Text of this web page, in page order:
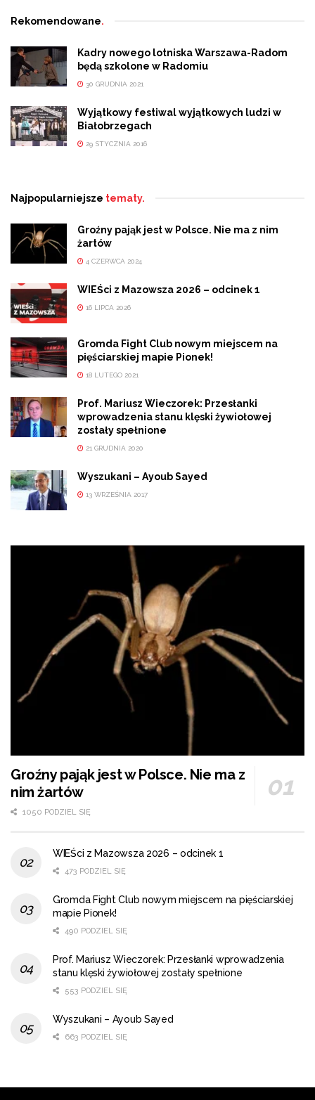
Rekomendowane.
Kadry nowego lotniska Warszawa-Radom
będą szkolone w Radomiu
30 GRUDNIA 2021
Wyjątkowy festiwal wyjątkowych ludzi w
Białobrzegach
29 STYCZNIA 2016
Najpopularniejsze tematy.
Groźny pająk jest w Polsce. Nie ma z nim
żartów
4 CZERWCA 2024
WIEŚci z Mazowsza 2026 – odcinek 1
16 LIPCA 2026
Gromda Fight Club nowym miejscem na
pięściarskiej mapie Pionek!
18 LUTEGO 2021
Prof. Mariusz Wieczorek: Przesłanki
wprowadzenia stanu klęski żywiołowej
zostały spełnione
21 GRUDNIA 2020
Wyszukani – Ayoub Sayed
13 WRZEŚNIA 2017
Groźny pająk jest w Polsce. Nie ma z
nim żartów
1050 PODZIEL SIĘ
WIEŚci z Mazowsza 2026 – odcinek 1
473 PODZIEL SIĘ
Gromda Fight Club nowym miejscem na pięściarskiej
mapie Pionek!
490 PODZIEL SIĘ
Prof. Mariusz Wieczorek: Przesłanki wprowadzenia
stanu klęski żywiołowej zostały spełnione
553 PODZIEL SIĘ
Wyszukani – Ayoub Sayed
663 PODZIEL SIĘ